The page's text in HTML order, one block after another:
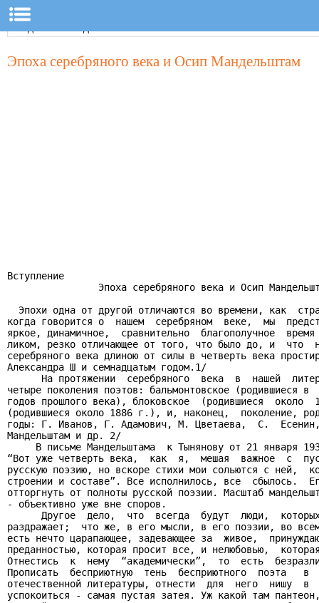
Эпоха серебряного века и Осип Мандельштам
Вступление
Эпоха серебряного века и Осип
Эпохи одна от другой отличаются во времени, как
когда говорится о  нашем  серебряном  веке,  мы
яркое, динамичное,  сравнительно  благополучное
ликом, резко отличающее от того, что было до, и  что
серебряного века длиною от силы в четверть века
Александра Ш и семнадцатым годом.1/
На протяжении  серебряного  века  в  нашей
четыре поколения поэтов: бальмонтовское
годов прошлого века), блоковское  (родившиеся  около
(родившиеся около 1886 г.), и, наконец,  поколение,
годы: Г. Иванов, Г. Адамович, М. Цветаева,  С.
Мандельштам и др. 2/
В письме Мандельштама  к Тынянову от 21 января
“Вот уже четверть века,  как  я,  мешая  важное  с
русскую поэзию, но вскоре стихи мои сольются с ней,
строении и составе”. Все исполнилось, все  сбылось.
отторгнуть от полноты русской поэзии. Масштаб
- объективно уже вне споров.
Другое  дело,  что  всегда  будут  люди,
раздражает;  что же, в его мысли, в его поэзии, во
есть нечто царапающее, задевающее за  живое,
преданностью, которая просит все, и нелюбовью,
Отнестись  к  нему  “академически”,  то  есть
Прописать  бесприютную  тень  бесприютного  поэта   в
отечественной литературы, отнести  для  него  нишу
успокоиться - самая пустая затея. Уж какой там